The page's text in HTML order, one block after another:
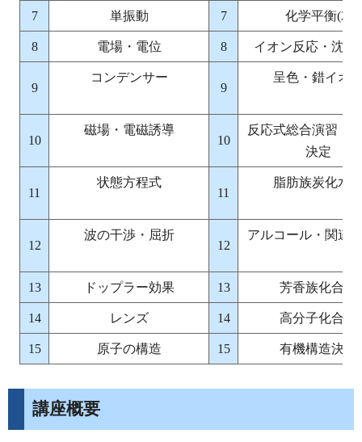
7 単振動 7 化学平衡(2)
8 電場・電位 8 イオン反応・沈殿
9
コンデンサー
9
呈色・錯イオ
10
磁場・電磁誘導
10
反応式総合演習・
決定
11
状態方程式
11
脂肪族炭化水
12
波の干渉・屈折
12
アルコール・関連
13 ドップラー効果 13 芳香族化合物
14 レンズ 14 高分子化合物
15 原子の構造 15 有機構造決定
講座概要